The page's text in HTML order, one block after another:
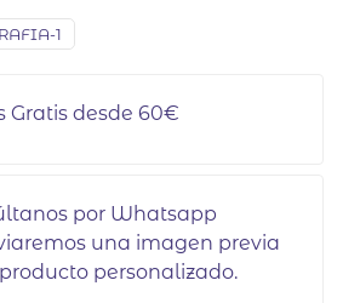
1
Gratis desde 60€
por Whatsapp
una imagen previa
personalizado.